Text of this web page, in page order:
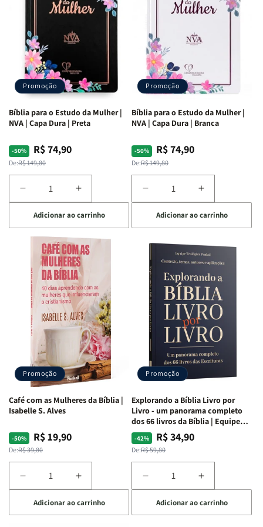
Promoção
Bíblia para o Estudo da Mulher |
NVA | Capa Dura | Preta
-50%
Preço
normal
De:R$ 149,80
Preço
promocional
R$ 74,90
Diminuir
a
quantidade
de
Bíblia
para
Estudo
da
Mulher
NVA
Capa
Dura
|
Preta
Aumentar
a
quantidade
de
Bíblia
para
o
Estudo
da
Mulher
|
NVA
|
Capa
Dura
|
Adicionar ao carrinho
Promoção
Bíblia para o Estudo da Mulher |
NVA | Capa Dura | Branca
-50%
Preço
normal
De:R$ 149,80
Preço
promocional
R$ 74,90
Diminuir
a
quantidade
de
Bíblia
o
Estudo
da
Mulher
NVA
Capa
Dura
|
Aumentar
a
quantidade
de
Bíblia
para
o
Estudo
Mulher
|
NVA
|
Capa
Dura
|
Adicionar ao carrinho
Promoção
Café com as Mulheres da Bíblia |
Isabelle S. Alves
-50%
Preço
normal
De:R$ 39,80
Preço
promocional
R$ 19,90
Diminuir
a
quantidade
de
Aumentar
a
quantidade
de
Adicionar ao carrinho
Promoção
Explorando a Bíblia Livro por
Livro - um panorama completo
dos 66 livros da Bíblia | Equipe
teológica Penkal
-42%
Preço
normal
De:R$ 59,80
Preço
promocional
R$ 34,90
Diminuir
a
quantidade
de
Aumentar
a
quantidade
de
Adicionar ao carrinho